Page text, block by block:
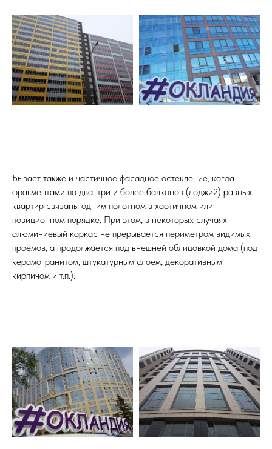
Бывает также и частичное фасадное остекление, когда
фрагментами по два, три и более балконов (лоджий) разных
квартир связаны одним полотном в хаотичном или
позиционном порядке. При этом, в некоторых случаях
алюминиевый каркас не прерывается периметром видимых
проёмов, а продолжается под внешней облицовкой дома (под
керамогранитом, штукатурным слоем, декоративным
кирпичом и т.п.).